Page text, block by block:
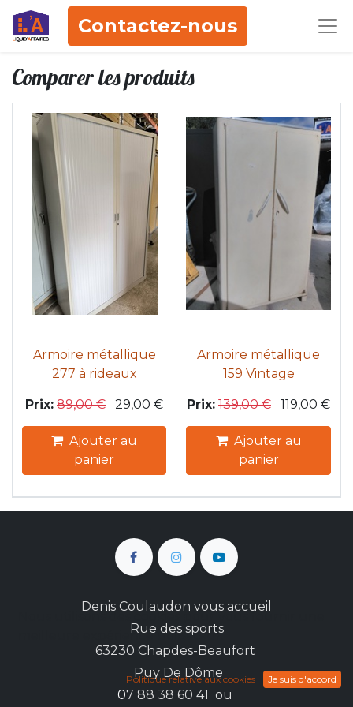
Contactez-nous
Comparer les produits
Armoire métallique
277 à rideaux
Prix: 89,00€ 29,00 €
Ajouter au
panier
Armoire métallique
159 Vintage
Prix: 139,00€ 119,00 €
Ajouter au
panier
Denis Coulaudon vous accueil
Rue des sports
63230 Chapdes-Beaufort
Puy De Dôme
07 88 38 60 41 ou
meilleure expérience utilisateur.
Politique relative aux cookies Je suis d'accord